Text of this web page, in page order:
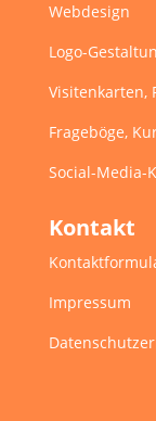
Webdesign
Logo-
Visitenkarten,
Frageböge,
Social-Media-
Kontakt
Impressum